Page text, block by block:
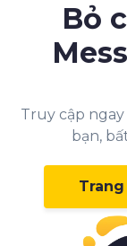
Bỏ
Truy cập
bạn,